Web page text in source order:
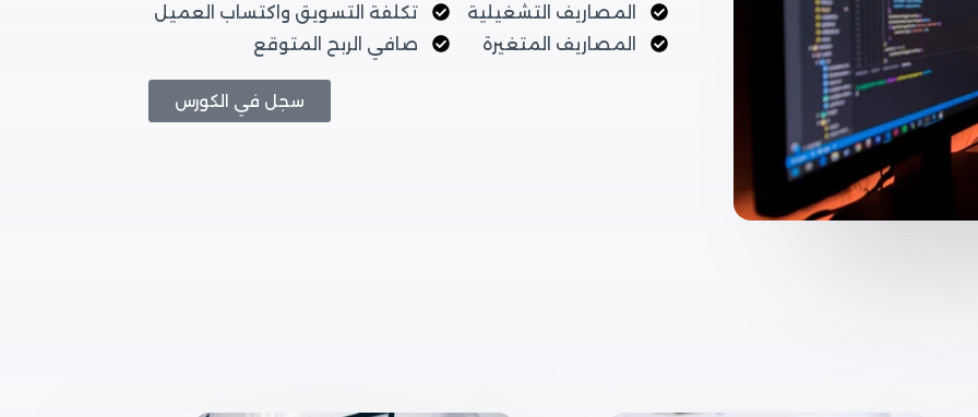
المصاريف التشغيلية
المصاريف المتغيرة
تكلفة التسويق واكتساب العميل
صافي الربح المتوقع
سجل في الكورس